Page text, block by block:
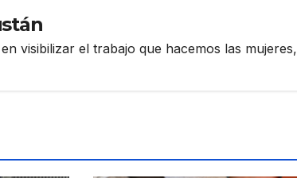
visibilizar el trabajo que hacemos las mujeres,